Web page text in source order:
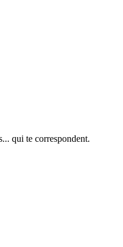
qui te correspondent.